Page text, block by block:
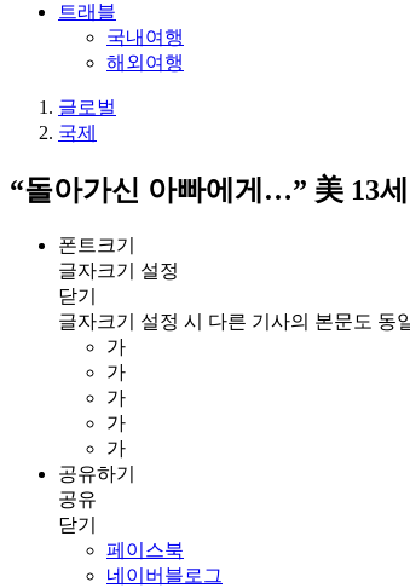
트래블
국내여행
해외여행
글로벌
국제
“돌아가신 아빠에게…” 美 13
폰트크기
글자크기 설정
닫기
글자크기 설정 시 다른 기사의 본문도 동
가
가
가
가
가
공유하기
공유
닫기
페이스북
네이버블로그